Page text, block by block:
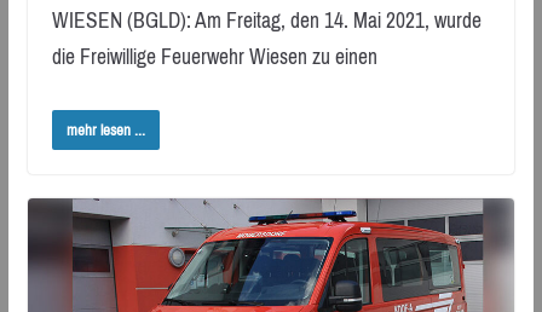
WIESEN (BGLD): Am Freitag, den 14. Mai 2021, wurde
die Freiwillige Feuerwehr Wiesen zu einen
mehr lesen ...